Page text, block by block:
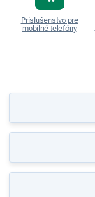
Príslušenstvo pre
mobilné telefóny